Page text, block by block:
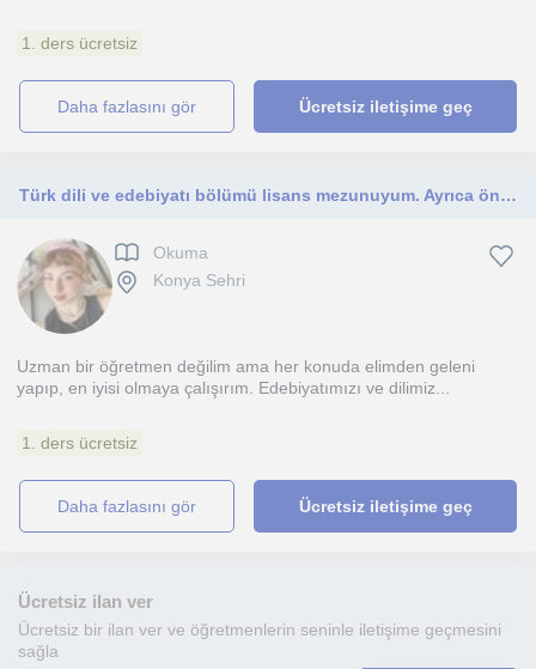
1. ders ücretsiz
daha fazlasını gör Ücretsiz iletişime geç
Türk dili ve edebiyatı bölümü lisans mezunuyum. Ayrıca önlisans çocuk gelişimi bitirdim. Hem gençlere, hem çocuklara yönelik.
Okuma
Konya Sehri
Uzman bir öğretmen değilim ama her konuda elimden geleni
yapıp, en iyisi olmaya çalışırım. Edebiyatımızı ve dilimiz...
1. ders ücretsiz
daha fazlasını gör Ücretsiz iletişime geç
Ücretsiz ilan ver
Ücretsiz bir ilan ver ve öğretmenlerin seninle iletişime geçmesini
sağla